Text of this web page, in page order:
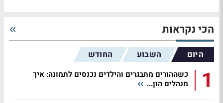
הכי נקראות
היום השבוע החודש
1
כשההורים מתבגרים והילדים נכנסים לתמונה: איך
מנהלים הון...